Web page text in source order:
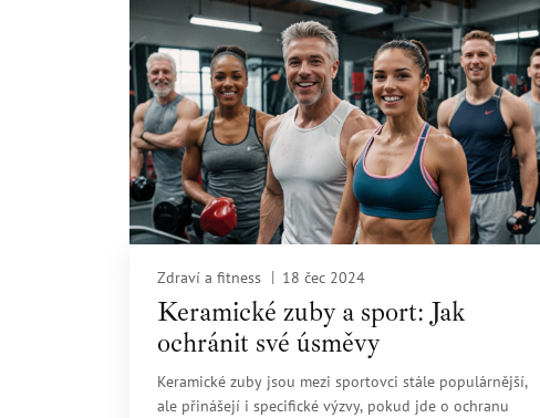
Zdraví a fitness 18 čec 2024
Keramické zuby a sport: Jak
ochránit své úsměvy
Keramické zuby jsou mezi sportovci stále populárnější,
ale přinášejí i specifické výzvy, pokud jde o ochranu